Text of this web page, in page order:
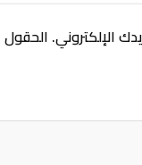
الإلكتروني. الحقول